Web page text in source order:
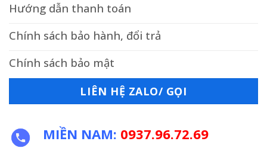
Hướng dẫn thanh toán
Chính sách bảo hành, đổi trả
Chính sách bảo mật
LIÊN HỆ ZALO/ GỌI
MIỀN NAM: 0937.96.72.69